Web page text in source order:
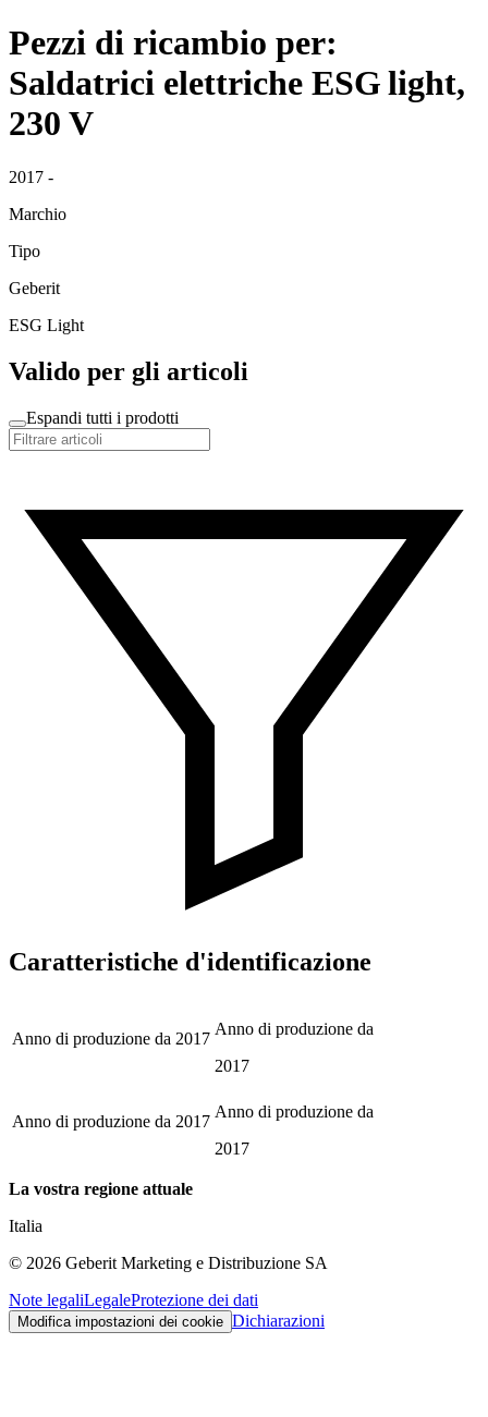
Pezzi di ricambio per:
Saldatrici elettriche ESG light,
230 V
2017 -
Marchio
Tipo
Geberit
ESG Light
Valido per gli articoli
Espandi tutti i prodotti
Caratteristiche d'identificazione
Anno di produzione da 2017
Anno di produzione da
2017
Anno di produzione da 2017
Anno di produzione da
2017
La vostra regione attuale
Italia
© 2026 Geberit Marketing e Distribuzione SA
Note legaliLegaleProtezione dei dati
Modifica impostazioni dei cookie Dichiarazioni